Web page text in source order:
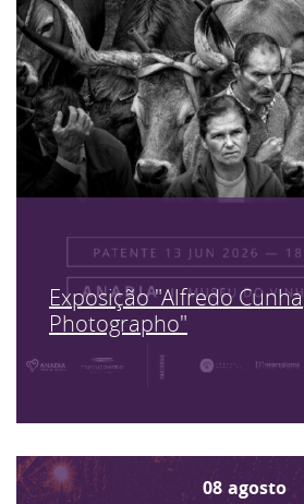
Exposição "Alfredo Cunha
Photographo"
08 agosto